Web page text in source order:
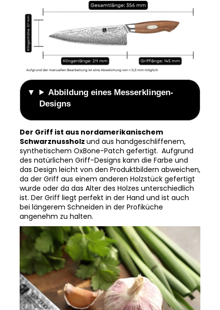
Abbildung eines Messerklingen-
Designs
Der Griff ist aus nordamerikanischem
Schwarznussholzund aus handgeschliffenem,
synthetischem OxBone-Patch gefertigt. Aufgrund
des natürlichen Griff-Designs kann die Farbe und
das Design leicht von den Produktbildern abweichen,
da der Griff aus einem anderen Holzstück gefertigt
wurde oder da das Alter des Holzes unterschiedlich
ist. Der Griff liegt perfekt in der Hand und ist auch
bei längerem Schneiden in der Profiküche
angenehm zu halten.